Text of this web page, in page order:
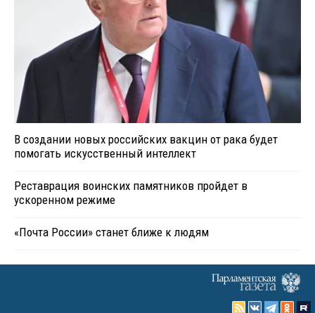
В создании новых российских вакцин от рака будет
помогать искусственный интеллект
Реставрация воинских памятников пройдет в
ускоренном режиме
«Почта России» станет ближе к людям